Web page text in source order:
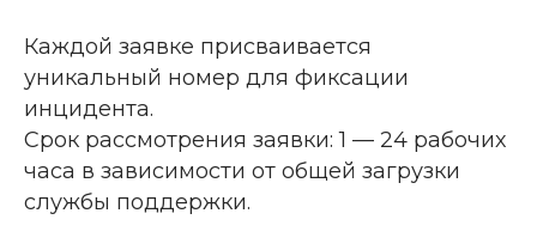
Каждой заявке присваивается
уникальный номер для фиксации
инцидента.
Срок рассмотрения заявки: 1 — 24 рабочих
часа в зависимости от общей загрузки
службы поддержки.